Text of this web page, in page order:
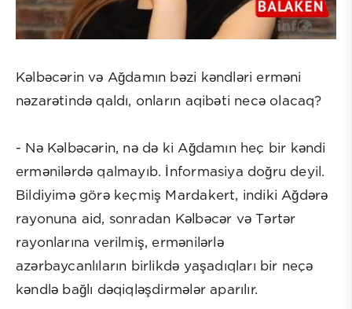
Kəlbəcərin və Ağdamın bəzi kəndləri erməni
nəzarətində qaldı, onların aqibəti necə olacaq?
- Nə Kəlbəcərin, nə də ki Ağdamın heç bir kəndi
ermənilərdə qalmayıb. İnformasiya doğru deyil.
Bildiyimə görə keçmiş Mardakert, indiki Ağdərə
rayonuna aid, sonradan Kəlbəcər və Tərtər
rayonlarına verilmiş, ermənilərlə
azərbaycanlıların birlikdə yaşadıqları bir neçə
kəndlə bağlı dəqiqləşdirmələr aparılır.